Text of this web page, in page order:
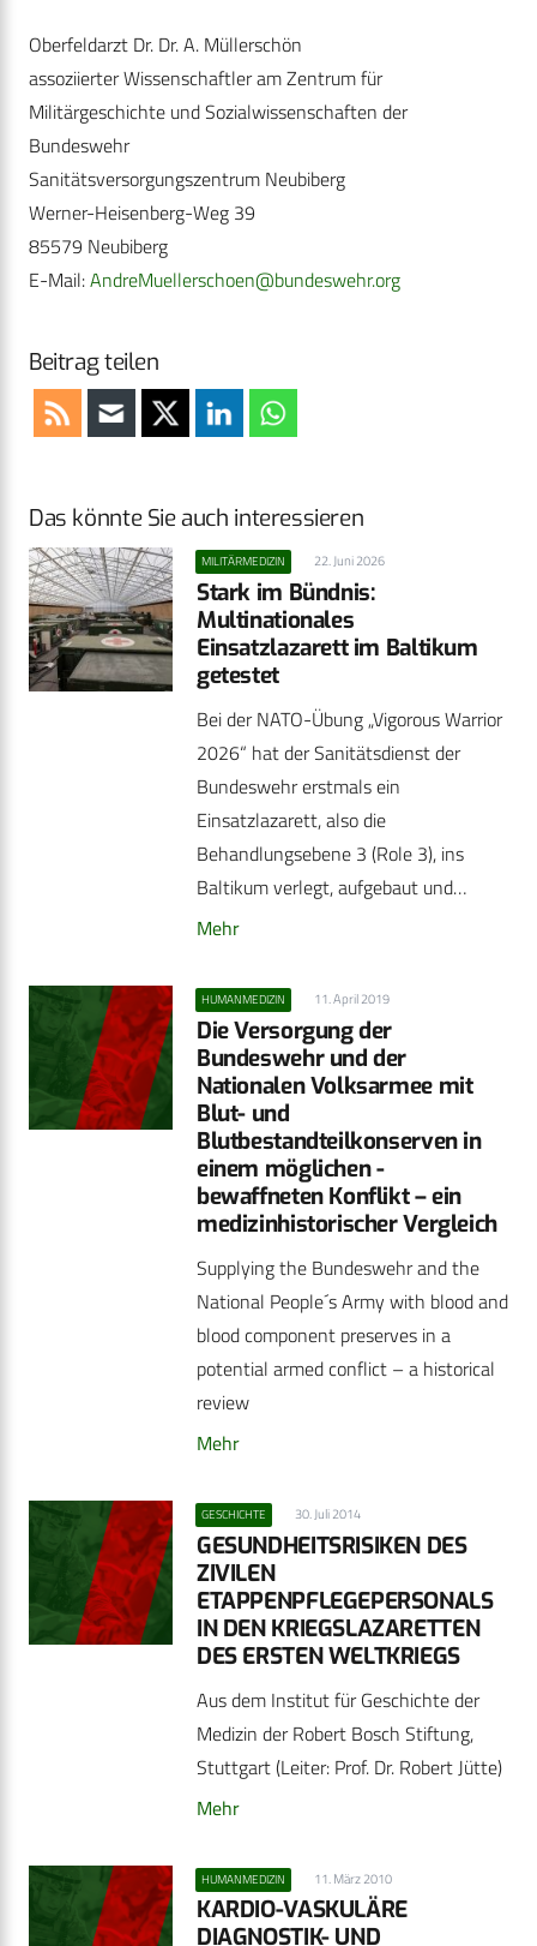
Oberfeldarzt Dr. Dr. A. Müllerschön
assoziierter Wissenschaftler am Zentrum für
Militärgeschichte und Sozialwissenschaften der
Bundeswehr
Sanitätsversorgungszentrum Neubiberg
Werner-Heisenberg-Weg 39
85579 Neubiberg
E-Mail:AndreMuellerschoen@bundeswehr.org
Beitrag teilen
Das könnte Sie auch interessieren
MILITÄRMEDIZIN 22. Juni 2026
Stark im Bündnis:
Multinationales
Einsatzlazarett im Baltikum
getestet
Bei der NATO-Übung „Vigorous Warrior
2026“ hat der Sanitätsdienst der
Bundeswehr erstmals ein
Einsatzlazarett, also die
Behandlungsebene 3 (Role 3), ins
Baltikum verlegt, aufgebaut und…
Mehr
HUMANMEDIZIN 11. April 2019
Die Versorgung der
Bundeswehr und der
Nationalen Volksarmee mit
Blut- und
Blutbestandteilkonserven in
einem möglichen -
bewaffneten Konflikt – ein
medizinhistorischer Vergleich
Supplying the Bundeswehr and the
National People´s Army with blood and
blood component preserves in a
potential armed conflict – a historical
review
Mehr
GESCHICHTE 30. Juli 2014
GESUNDHEITSRISIKEN DES
ZIVILEN
ETAPPENPFLEGEPERSONALS
IN DEN KRIEGSLAZARETTEN
DES ERSTEN WELTKRIEGS
Aus dem Institut für Geschichte der
Medizin der Robert Bosch Stiftung,
Stuttgart (Leiter: Prof. Dr. Robert Jütte)
Mehr
HUMANMEDIZIN 11. März 2010
KARDIO-VASKULÄRE
DIAGNOSTIK- UND